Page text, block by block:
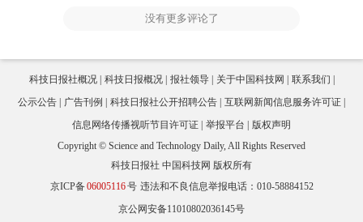
没有更多评论了
科技日报社概况 科技日报概况 报社领导 关于中国科技网
联系我们
公示公告
广告刊例 科技日报社公开招聘公告
互联网新闻信息服务许可证
信息网络传播视听节目许可证
举报平台
版权声明
Copyright © Science and Technology Daily, All Rights Reserved
科技日报社 中国科技网 版权所有
京ICP备06005116号 违法和不良信息举报电话：010-58884152
京公网安备11010802036145号